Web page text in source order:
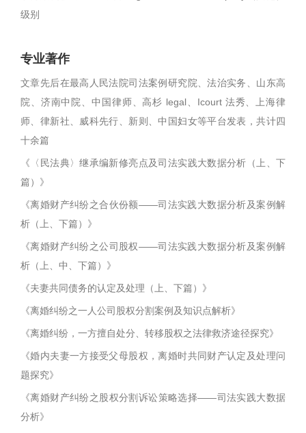
级别
专业著作
文章先后在最高人民法院司法案例研究院、法治实务、山东高
院、济南中院、中国律师、高杉 legal、Icourt 法秀、上海律
师、律新社、威科先行、新则、中国妇女等平台发表，共计四
十余篇
《〈民法典〉继承编新修亮点及司法实践大数据分析（上、下
篇）》
《离婚财产纠纷之合伙份额——司法实践大数据分析及案例解
析（上、下篇）》
《离婚财产纠纷之公司股权——司法实践大数据分析及案例解
析（上、中、下篇）》
《夫妻共同债务的认定及处理（上、下篇）》
《离婚纠纷之一人公司股权分割案例及知识点解析》
《离婚纠纷，一方擅自处分、转移股权之法律救济途径探究》
《婚内夫妻一方接受父母股权，离婚时共同财产认定及处理问
题探究》
《离婚财产纠纷之股权分割诉讼策略选择——司法实践大数据
分析》